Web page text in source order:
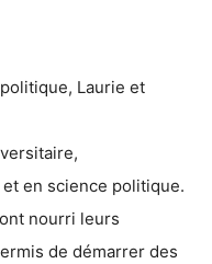
Laurie et
en science politique.
nourri leurs
de démarrer des